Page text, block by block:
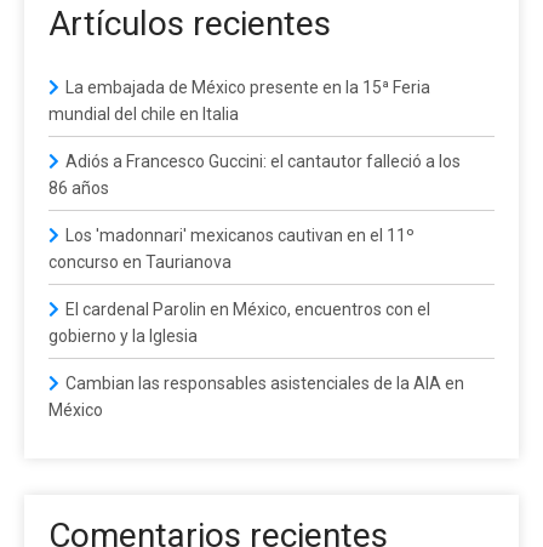
Artículos recientes
La embajada de México presente en la 15ª Feria
mundial del chile en Italia
Adiós a Francesco Guccini: el cantautor falleció a los
86 años
Los 'madonnari' mexicanos cautivan en el 11º
concurso en Taurianova
El cardenal Parolin en México, encuentros con el
gobierno y la Iglesia
Cambian las responsables asistenciales de la AIA en
México
Comentarios recientes